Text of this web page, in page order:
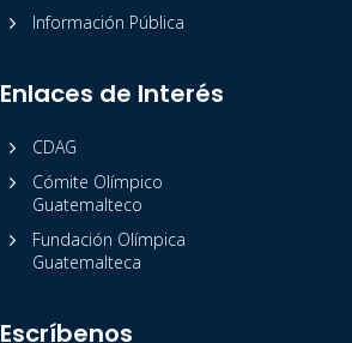
5
Información Pública
Enlaces de Interés
5
CDAG
5
Cómite Olímpico
Guatemalteco
5
Fundación Olímpica
Guatemalteca
Escríbenos